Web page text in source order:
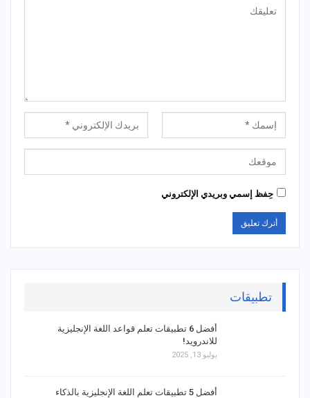
حِفظ إسمي وبريدي الإلكتروني
تطبيقات
أفضل 6 تطبيقات تعلم قواعد اللغة الإنجليزية
للاندرويد!
يوليو 13, 2025
أفضل 5 تطبيقات تعلم اللغة الإنجليزية بالذكاء